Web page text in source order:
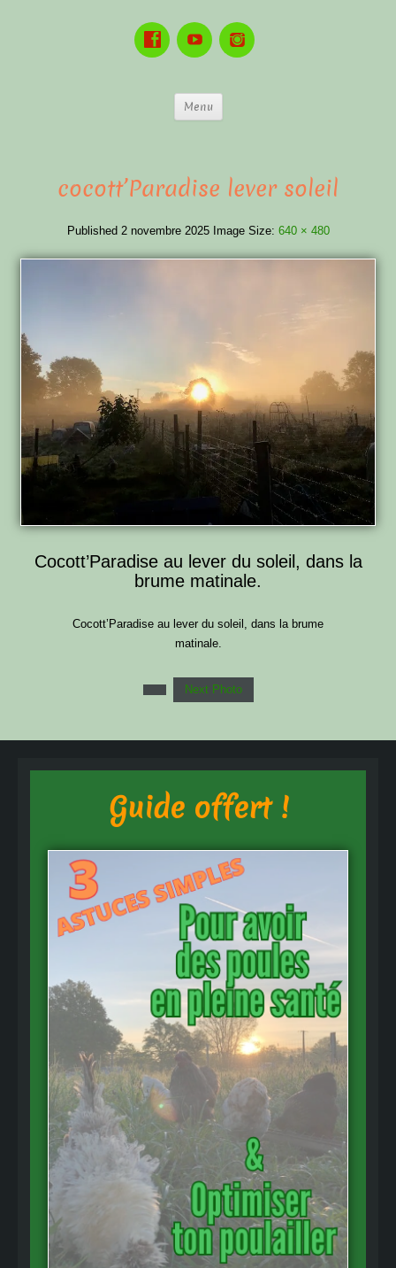
Menu
cocott’Paradise lever soleil
Published 2 novembre 2025 Image Size: 640 × 480
Cocott’Paradise au lever du soleil, dans la
brume matinale.
Cocott’Paradise au lever du soleil, dans la brume
matinale.
Next Photo
Guide offert !